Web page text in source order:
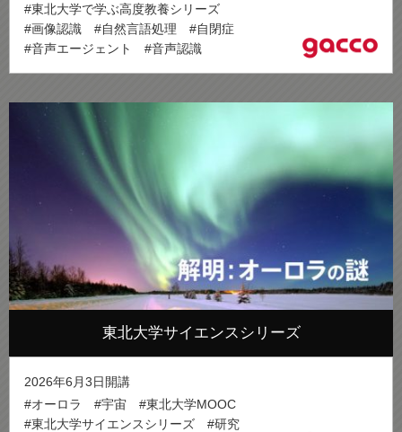
#東北大学で学ぶ高度教養シリーズ
#画像認識
#自然言語処理
#自閉症
#音声エージェント
#音声認識
東北大学サイエンスシリーズ
2026年6月3日開講
#オーロラ
#宇宙
#東北大学MOOC
#東北大学サイエンスシリーズ
#研究